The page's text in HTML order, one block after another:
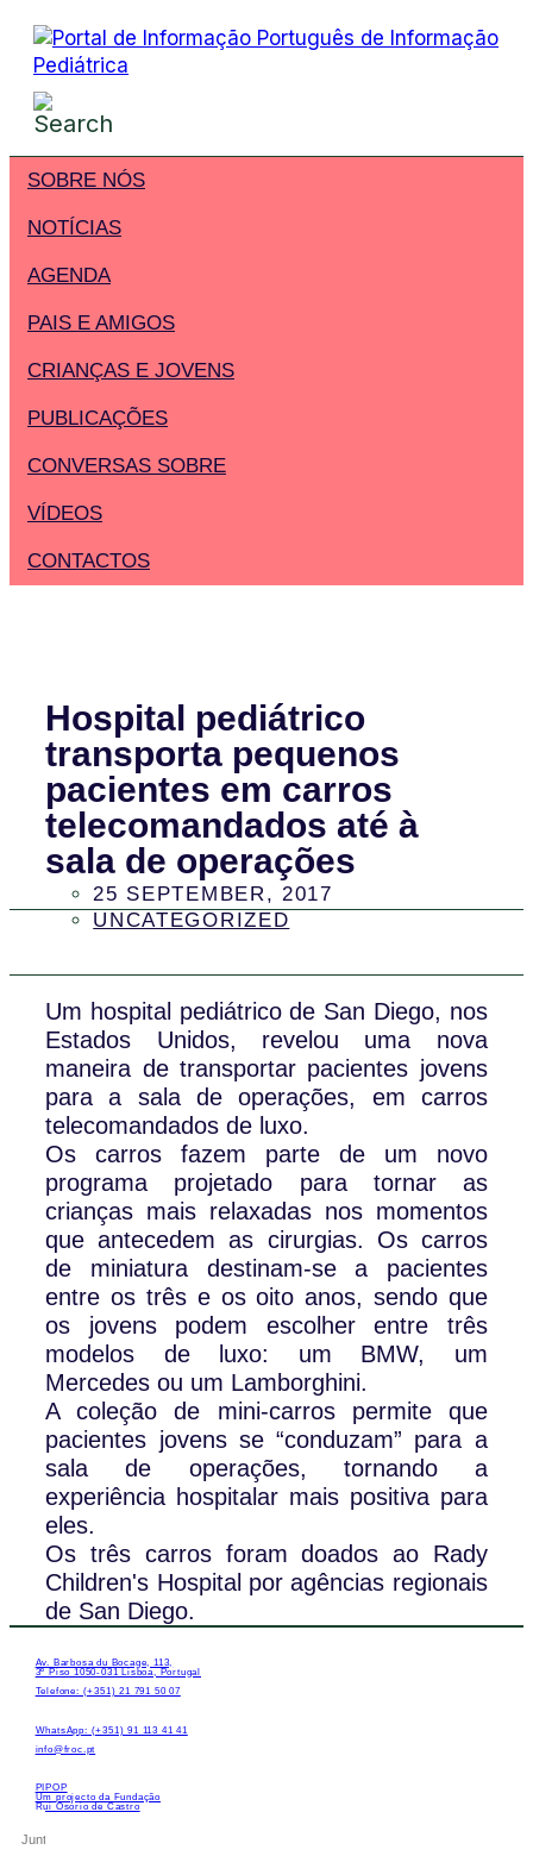
SOBRE NÓS
NOTÍCIAS
AGENDA
PAIS E AMIGOS
CRIANÇAS E JOVENS
PUBLICAÇÕES
CONVERSAS SOBRE
VÍDEOS
CONTACTOS
Hospital pediátrico
transporta pequenos
pacientes em carros
telecomandados até à
sala de operações
25 SEPTEMBER, 2017
UNCATEGORIZED
Um hospital pediátrico de San Diego, nos
Estados Unidos, revelou uma nova
maneira de transportar pacientes jovens
para a sala de operações, em carros
telecomandados de luxo.
Os carros fazem parte de um novo
programa projetado para tornar as
crianças mais relaxadas nos momentos
que antecedem as cirurgias. Os carros
de miniatura destinam-se a pacientes
entre os três e os oito anos, sendo que
os jovens podem escolher entre três
modelos de luxo: um BMW, um
Mercedes ou um Lamborghini.
A coleção de mini-carros permite que
pacientes jovens se “conduzam” para a
sala de operações, tornando a
experiência hospitalar mais positiva para
eles.
Os três carros foram doados ao Rady
Children's Hospital por agências regionais
de San Diego.
Av. Barbosa du Bocage, 113,
3º Piso 1050-031 Lisboa, Portugal
Telefone: (+351) 21 791 50 07
WhatsApp: (+351) 91 113 41 41
info@froc.pt
PIPOP
Um projecto da Fundação
Rui Osório de Castro